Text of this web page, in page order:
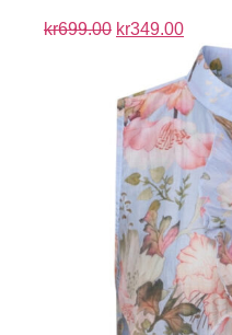
kr699.00 kr349.00